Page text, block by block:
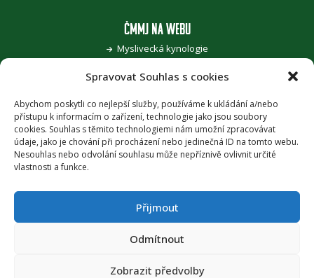
Spravovat Souhlas s cookies
Abychom poskytli co nejlepší služby, používáme k ukládání a/nebo
přístupu k informacím o zařízení, technologie jako jsou soubory
cookies. Souhlas s těmito technologiemi nám umožní zpracovávat
údaje, jako je chování při procházení nebo jedinečná ID na tomto webu.
Nesouhlas nebo odvolání souhlasu může nepříznivě ovlivnit určité
vlastnosti a funkce.
Přijmout
Odmítnout
Zobrazit předvolby
ČMMJ NA WEBU
Myslivecká kynologie
Jak se stát myslivcem
Pro zvěřinu k myslivcům
Šoulání po stopách myslivosti
Honitba roku
Časopis Myslivost
Ministerstva zemědělství ČR
PRÁVNÍ UJEDNÁNÍ
Zásady cookies